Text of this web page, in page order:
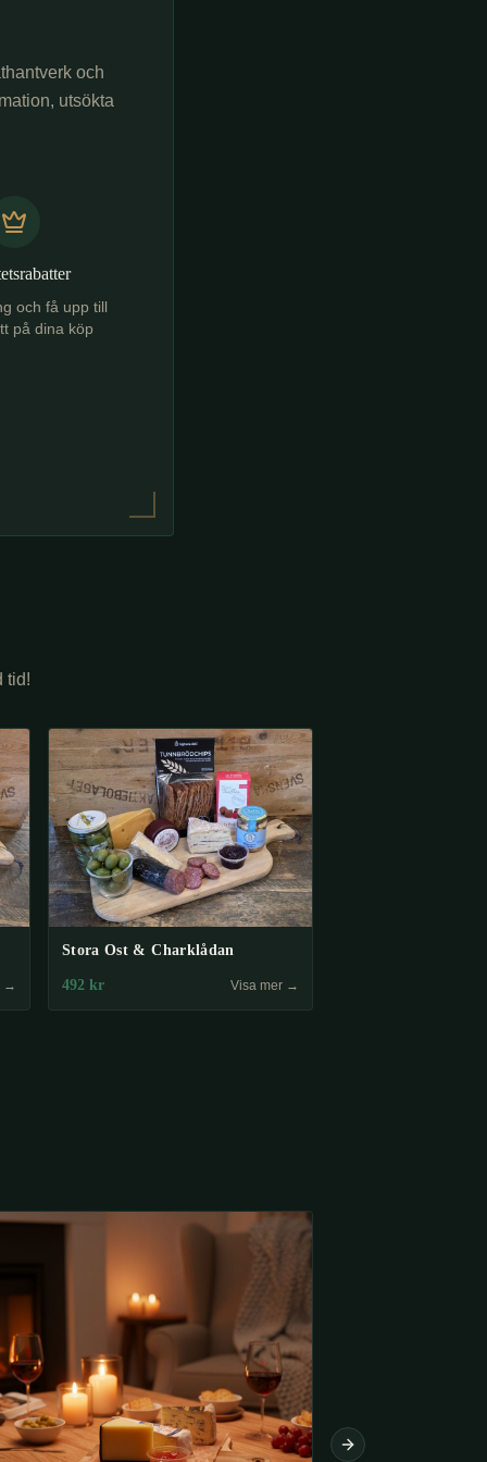
och
utsökta
och få upp till
på dina köp
tid!
→
Stora Ost & Charklådan
492 kr Visa mer →
Next slide